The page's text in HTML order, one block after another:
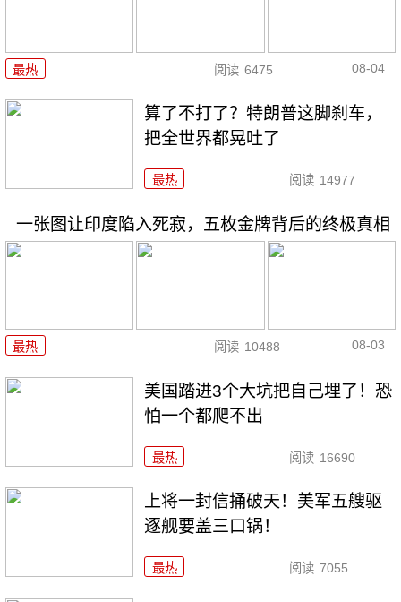
最热 阅读 6475 08-04
算了不打了？特朗普这脚刹车，
把全世界都晃吐了
最热 阅读 14977
一张图让印度陷入死寂，五枚金牌背后的终极真相
最热 阅读 10488 08-03
美国踏进3个大坑把自己埋了！恐
怕一个都爬不出
最热 阅读 16690
上将一封信捅破天！美军五艘驱
逐舰要盖三口锅！
最热 阅读 7055